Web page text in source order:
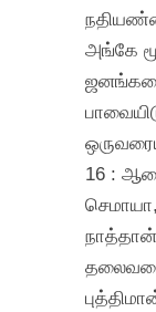
அங்கே
16 :